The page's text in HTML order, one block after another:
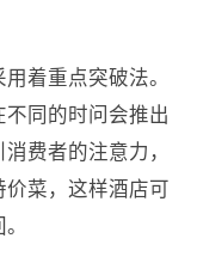
着重点突破法。
同的时问会推出
费者的注意力，
菜，这样酒店可